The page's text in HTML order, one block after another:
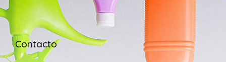
Contacto